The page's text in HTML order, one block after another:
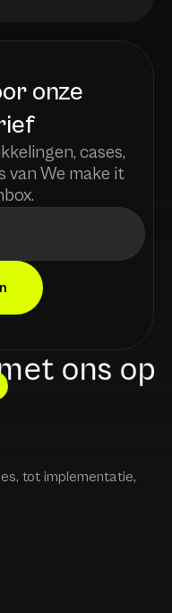
onze
cases,
van We make it
ons op
tot implementatie,